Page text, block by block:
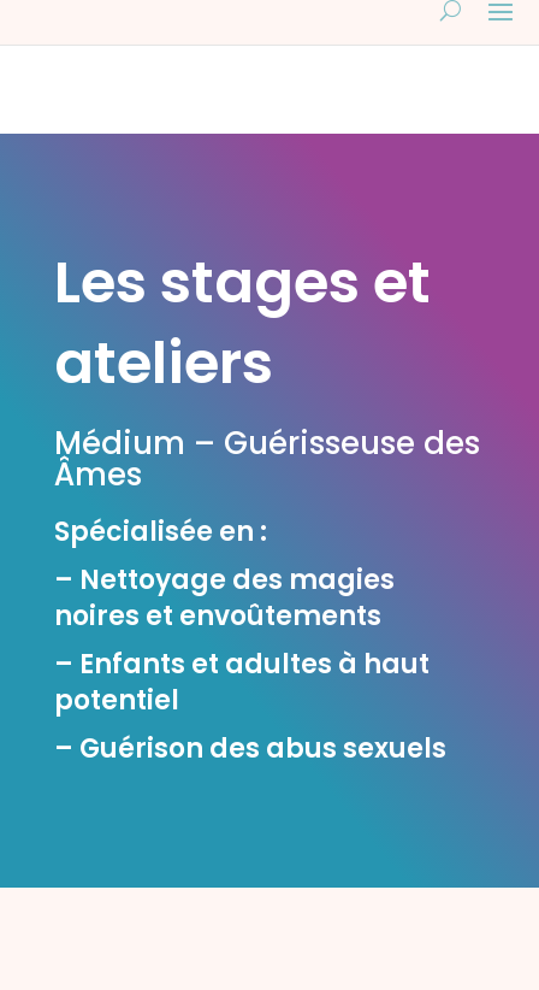
Les stages et
ateliers
Médium – Guérisseuse des
Âmes
Spécialisée en :
– Nettoyage des magies
noires et envoûtements
– Enfants et adultes à haut
potentiel
– Guérison des abus sexuels